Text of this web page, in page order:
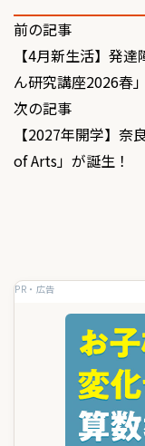
投
稿
ナ
ビ
ゲ
ョ
ン
前の記事
【4月新生活】発
ん研究講座2026春
次の記事
【2027年開学】
of Arts」が誕生！
PR・広告